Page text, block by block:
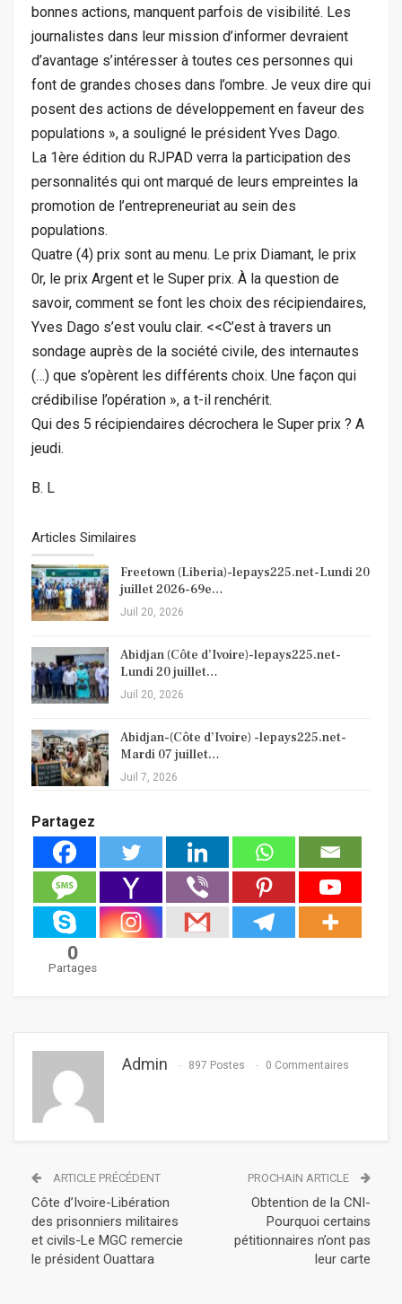
bonnes actions, manquent parfois de visibilité. Les
journalistes dans leur mission d’informer devraient
d’avantage s’intéresser à toutes ces personnes qui
font de grandes choses dans l’ombre. Je veux dire qui
posent des actions de développement en faveur des
populations », a souligné le président Yves Dago.
La 1ère édition du RJPAD verra la participation des
personnalités qui ont marqué de leurs empreintes la
promotion de l’entrepreneuriat au sein des
populations.
Quatre (4) prix sont au menu. Le prix Diamant, le prix
0r, le prix Argent et le Super prix. À la question de
savoir, comment se font les choix des récipiendaires,
Yves Dago s’est voulu clair. <<C’est à travers un
sondage auprès de la société civile, des internautes
(…) que s’opèrent les différents choix. Une façon qui
crédibilise l’opération », a t-il renchérit.
Qui des 5 récipiendaires décrochera le Super prix ? A
jeudi.
B. L
Articles Similaires
Freetown (Liberia)-lepays225.net-Lundi 20
juillet 2026-69e…
Juil 20, 2026
Abidjan (Côte d’Ivoire)-lepays225.net-
Lundi 20 juillet…
Juil 20, 2026
Abidjan-(Côte d’Ivoire) -lepays225.net-
Mardi 07 juillet…
Juil 7, 2026
Partagez
0
Partages
Admin 897 Postes 0 Commentaires
ARTICLE PRÉCÉDENT
Côte d’Ivoire-Libération
des prisonniers militaires
et civils-Le MGC remercie
le président Ouattara
PROCHAIN ARTICLE
Obtention de la CNI-
Pourquoi certains
pétitionnaires n’ont pas
leur carte